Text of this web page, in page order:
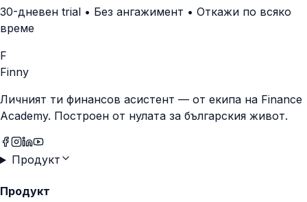
30-дневен trial • Без ангажимент • Откажи по всяко
време
F
Finny
Личният ти финансов асистент — от екипа на Finance
Academy. Построен от нулата за българския живот.
Продукт
Продукт